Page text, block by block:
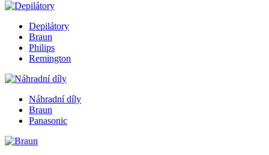
Depilátory
Braun
Philips
Remington
Náhradní díly
Braun
Panasonic